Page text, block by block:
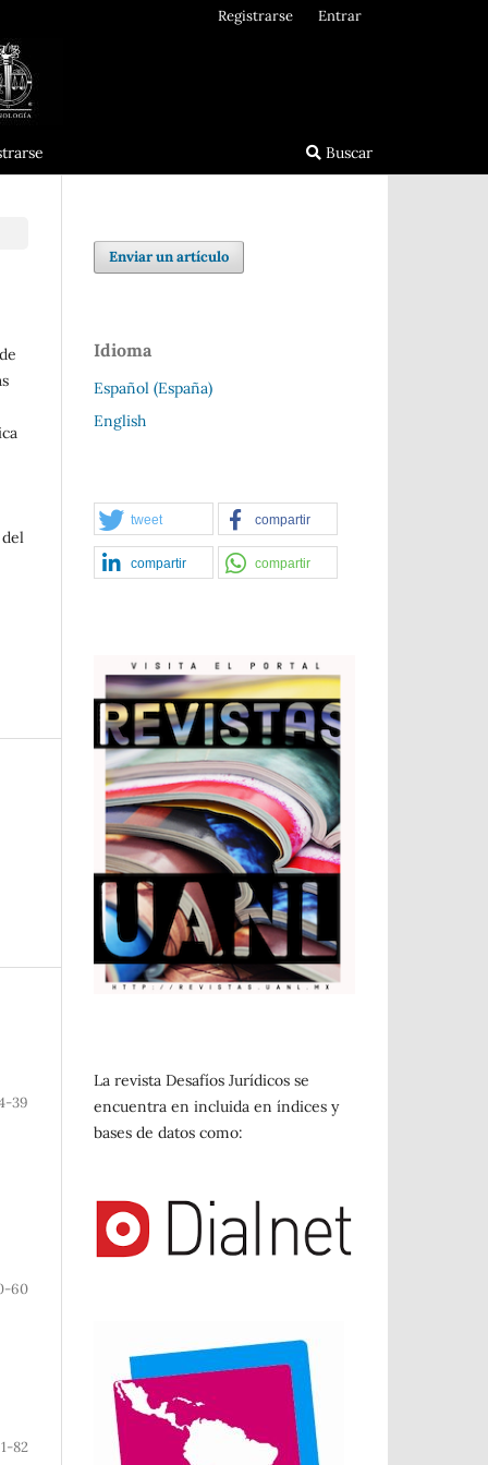
Buscar
Registrarse Entrar
39
60
82
Enviar un artículo
Idioma
Español (España)
English
tweet compartir
compartir compartir
La revista Desafíos Jurídicos se
encuentra en incluida en índices y
bases de datos como: